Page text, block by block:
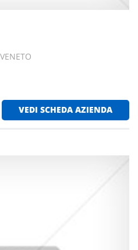
VEDI SCHEDA AZIENDA